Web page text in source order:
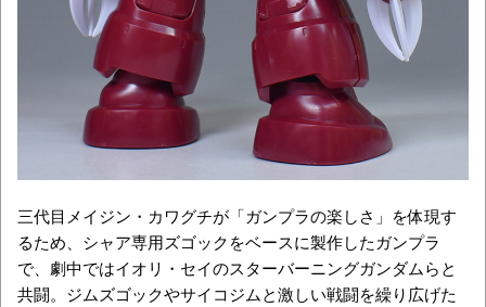
三代目メイジン・カワグチが「ガンプラの楽しさ」を体現す
るため、 シャア専用ズゴックをベースに製作したガンプラ
で、劇中ではイオリ・セイのスターバーニングガンダムらと
共闘。ジムズゴックやサイコジムと激しい戦闘を繰り広げた